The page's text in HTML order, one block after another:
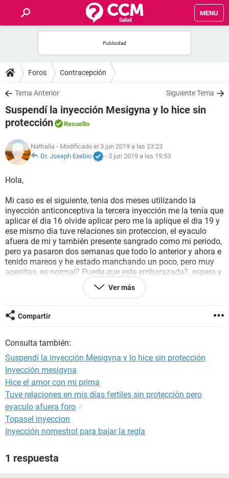
MENU
FOROS
SALUD
FAMILIA
NUTRICIÓN
SEXUALIDAD
GLOSARIO
Foros Contracepción
Tema Anterior Siguiente Tema
Suspendí la inyección Mesigyna y lo hice sin
protección
Resuelto
Nathalia - Modificado el 3 jun 2019 a las 23:23
Dr. Joseph Exebio
- 3 jun 2019 a las 19:53
Hola,
Mi caso es el siguiente, tenia dos meses utilizando la
inyección anticonceptiva la tercera inyección me la tenía que
aplicar el dia 16 olvide aplicar pero me la aplique el dia 19 y
ese mismo dia tuve relaciones sin proteccion, el eyaculo
afuera de mi y también presente sangrado como mi periodo,
pero ya pasaron dos semanas que todo lo anterior y ahora e
tenido mareos y he estado manchando un poco, pero muy
apenitas, es normal? Puede que este embarazada?, espero y
alguien me ayude a responder mis dudas.
Ver más
Compartir
Consulta también:
Suspendí la inyección Mesigyna y lo hice sin protección
Inyección mesigyna
Hice el amor con mi prima
Tuve relaciones en mis días fertiles sin protección pero
eyaculo afuera foro ✓
Topasel inyeccion
Inyección nomestrol para bajar la regla
1 respuesta